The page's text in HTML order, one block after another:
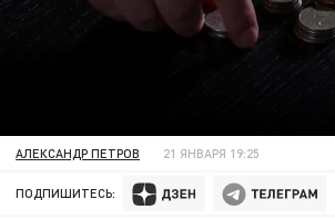
АЛЕКСАНДР ПЕТРОВ 21 ЯНВАРЯ 19:25
ПОДПИШИТЕСЬ: